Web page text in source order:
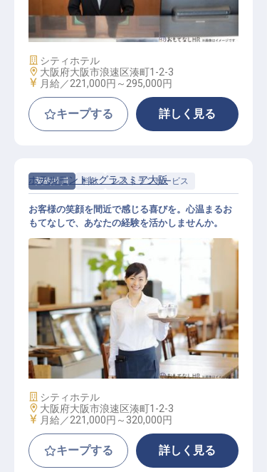
宿泊予約スタッフ
施設業態
シティホテル
勤務地
大阪府大阪市浪速区湊町1-2-3
給与
月給／221,000円～ 295,000円
キープする 詳しく見る
契約社員 料飲 レストランサービス
レストランサービススタッフ
ホテルモントレグラスミア大阪
お客様の笑顔を間近で感じる喜びを。心温まるお
もてなしで、あなたの経験を活かしませんか。
施設業態
シティホテル
勤務地
大阪府大阪市浪速区湊町1-2-3
給与
月給／221,000円～ 320,000円
キープする 詳しく見る